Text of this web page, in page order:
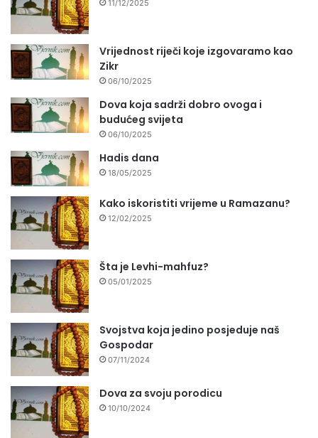
11/12/2025
Vrijednost riječi koje izgovaramo kao
Zikr
06/10/2025
Dova koja sadrži dobro ovoga i
budućeg svijeta
06/10/2025
Hadis dana
18/05/2025
Kako iskoristiti vrijeme u Ramazanu?
12/02/2025
Šta je Levhi-mahfuz?
05/01/2025
Svojstva koja jedino posjeduje naš
Gospodar
07/11/2024
Dova za svoju porodicu
10/10/2024